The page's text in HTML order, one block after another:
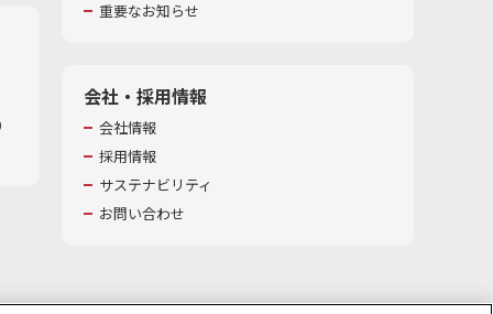
重要なお知らせ
会社・採用情報
会社情報
採用情報
サステナビリティ
お問い合わせ